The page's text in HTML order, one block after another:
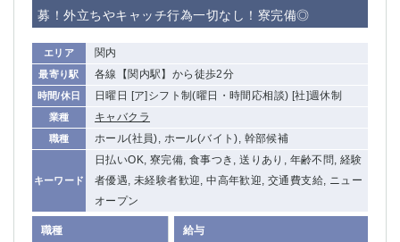
募！外立ちやキャッチ行為一切なし！寮完備◎
エリア 関内
最寄り駅 各線【関内駅】から徒歩2分
時間/休日 日曜日 [ア]シフト制(曜日・時間応相談) [社]週休制
業種 キャバクラ
職種 ホール(社員), ホール(バイト), 幹部候補
キーワード
日払いOK, 寮完備, 食事つき, 送りあり, 年齢不問, 経験
者優遇, 未経験者歓迎, 中高年歓迎, 交通費支給, ニュー
オープン
職種 給与
赤羽
品川
蒲田東口
立川（南口）
新宿
浜松町
西葛西
中野
府中
中目黒
ひばりヶ丘（北口）
学芸大学
吉祥寺（南口／公園口） 小作・羽村・福生エリア
自由が丘
四谷
錦糸町南口